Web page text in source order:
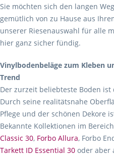
Sie möchten sich den langen
gemütlich von zu Hause aus
unserer Riesenauswahl für alle
hier ganz sicher fündig.
Vinylbodenbeläge zum Kleben
Trend
Der zurzeit beliebteste Boden ist
Durch seine realitätsnahe
Pflege und der schönen Dekore
Bekannte Kollektionen im Bereich
Classic 30, Forbo Allura, Forbo
Tarkett ID Essential 30 oder aber